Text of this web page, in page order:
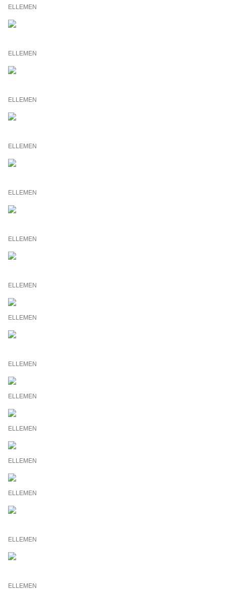
ELLEMEN
ELLEMEN
ELLEMEN
ELLEMEN
ELLEMEN
ELLEMEN
ELLEMEN
ELLEMEN
ELLEMEN
ELLEMEN
ELLEMEN
ELLEMEN
ELLEMEN
ELLEMEN
ELLEMEN